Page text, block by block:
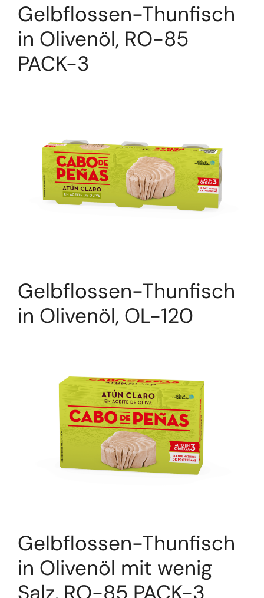
Gelbflossen-Thunfisch
in Olivenöl, RO-85
PACK-3
Gelbflossen-Thunfisch
in Olivenöl, OL-120
Gelbflossen-Thunfisch
in Olivenöl mit wenig